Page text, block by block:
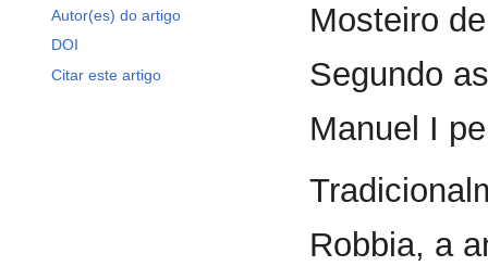
Autor(es) do artigo
DOI
Citar este artigo
Mosteiro
Segundo
Manuel I
Robbia, a